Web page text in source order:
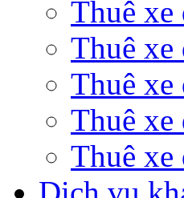
Thuê
Thuê xe
Thuê
Thuê
Thuê